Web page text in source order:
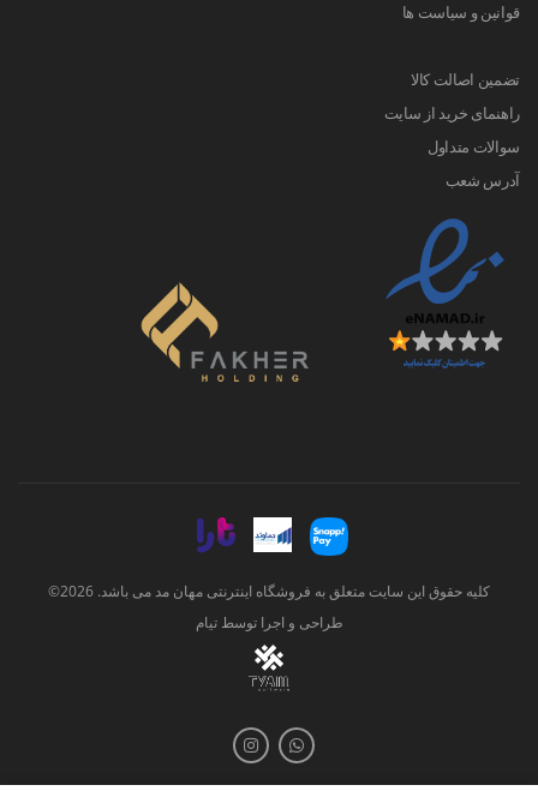
قوانین و سیاست ها
تضمین اصالت کالا
راهنمای خرید از سایت
سوالات متداول
آدرس شعب
کلیه حقوق این سایت متعلق به فروشگاه اینترنتی مهان مد می باشد. 2026©
طراحی و اجرا توسطتیام